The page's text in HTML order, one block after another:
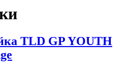
TLD GP YOUTH